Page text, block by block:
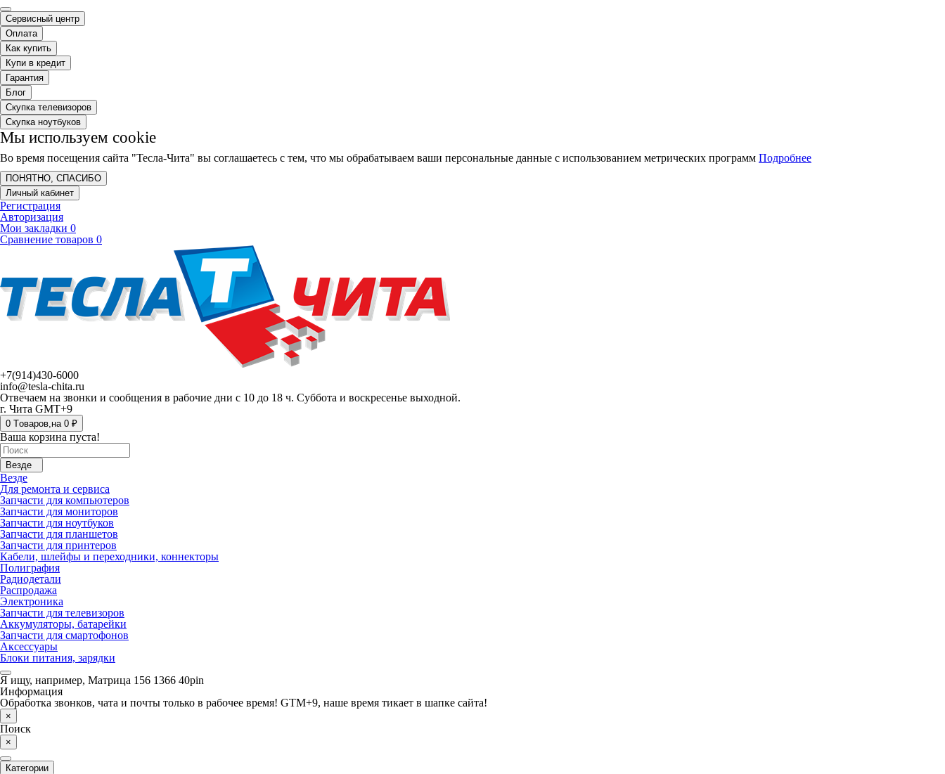
Сервисный центр
Оплата
Как купить
Купи в кредит
Гарантия
Блог
Скупка телевизоров
Скупка ноутбуков
Мы используем cookie
Во время посещения сайта "Тесла-Чита" вы соглашаетесь с тем, что мы обрабатываем ваши персональные данные с использованием метрических программ Подробнее
ПОНЯТНО, СПАСИБО
Личный кабинет
Регистрация
Авторизация
Мои закладки 0
Сравнение товаров 0
+7(914)430-6000
info@tesla-chita.ru
Отвечаем на звонки и сообщения в рабочие дни с 10 до 18 ч. Суббота и воскресенье выходной.
г. Чита GMT+9
0 Tоваров,на 0 ₽
Ваша корзина пуста!
Везде
Везде
Для ремонта и сервиса
Запчасти для компьютеров
Запчасти для мониторов
Запчасти для ноутбуков
Запчасти для планшетов
Запчасти для принтеров
Кабели, шлейфы и переходники, коннекторы
Полиграфия
Радиодетали
Распродажа
Электроника
Запчасти для телевизоров
Аккумуляторы, батарейки
Запчасти для смартофонов
Аксессуары
Блоки питания, зарядки
Я ищу, например, Матрица 156 1366 40pin
Информация
Обработка звонков, чата и почты только в рабочее время! GTM+9, наше время тикает в шапке сайта!
×
Поиск
×
Категории